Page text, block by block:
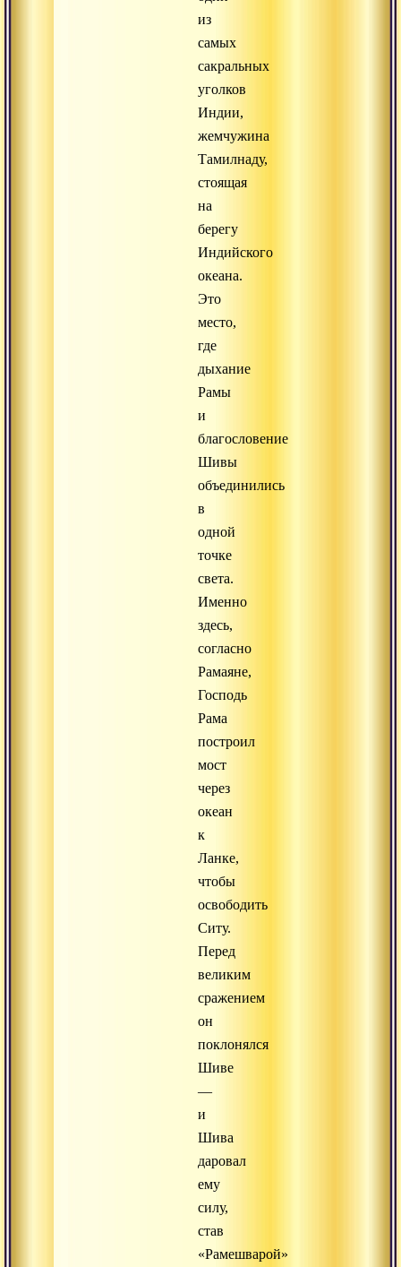
из
самых
сакральных
уголков
Индии,
жемчужина
Тамилнаду,
стоящая
на
берегу
Индийского
океана.
Это
место,
где
дыхание
Рамы
и
благословение
Шивы
объединились
в
одной
точке
света.
Именно
здесь,
согласно
Рамаяне,
Господь
Рама
построил
мост
через
океан
к
Ланке,
чтобы
освободить
Ситу.
Перед
великим
сражением
он
поклонялся
Шиве
—
и
Шива
даровал
ему
силу,
став
«Рамешварой»